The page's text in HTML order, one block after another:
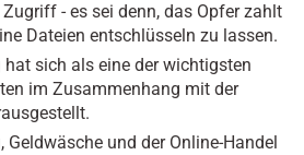
- es sei denn, das Opfer zahlt
Dateien entschlüsseln zu lassen.
hat sich als eine der wichtigsten
im Zusammenhang mit der
Geldwäsche und der Online-Handel